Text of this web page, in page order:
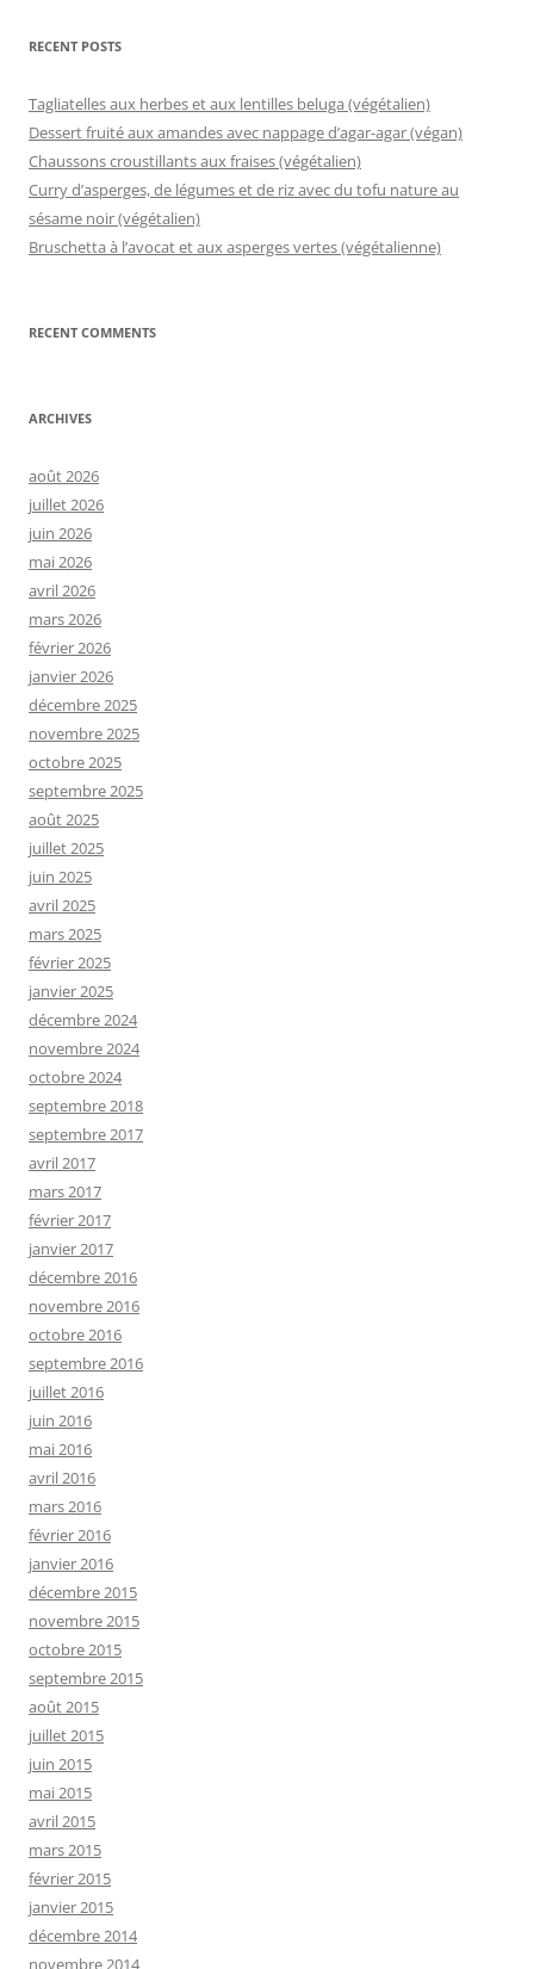
RECENT POSTS
Tagliatelles aux herbes et aux lentilles beluga (végétalien)
Dessert fruité aux amandes avec nappage d’agar-agar (végan)
Chaussons croustillants aux fraises (végétalien)
Curry d’asperges, de légumes et de riz avec du tofu nature au
sésame noir (végétalien)
Bruschetta à l’avocat et aux asperges vertes (végétalienne)
RECENT COMMENTS
ARCHIVES
août 2026
juillet 2026
juin 2026
mai 2026
avril 2026
mars 2026
février 2026
janvier 2026
décembre 2025
novembre 2025
octobre 2025
septembre 2025
août 2025
juillet 2025
juin 2025
avril 2025
mars 2025
février 2025
janvier 2025
décembre 2024
novembre 2024
octobre 2024
septembre 2018
septembre 2017
avril 2017
mars 2017
février 2017
janvier 2017
décembre 2016
novembre 2016
octobre 2016
septembre 2016
juillet 2016
juin 2016
mai 2016
avril 2016
mars 2016
février 2016
janvier 2016
décembre 2015
novembre 2015
octobre 2015
septembre 2015
août 2015
juillet 2015
juin 2015
mai 2015
avril 2015
mars 2015
février 2015
janvier 2015
décembre 2014
novembre 2014